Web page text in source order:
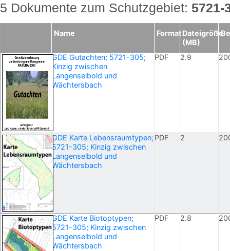
5 Dokumente zum Schutzgebiet: 5721-
Name FormatDateigröße
(MB)
GDE Gutachten; 5721-305;
Kinzig zwischen
Langenselbold und
Wächtersbach
PDF 2.9
GDE Karte Lebensraumtypen;
5721-305; Kinzig zwischen
Langenselbold und
Wächtersbach
PDF 2
GDE Karte Biotoptypen;
5721-305; Kinzig zwischen
Langenselbold und
Wächtersbach
PDF 2.8